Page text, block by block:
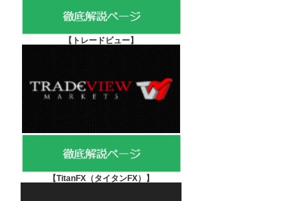
【 トレードビュー】
【TitanFX（タイタンFX） 】